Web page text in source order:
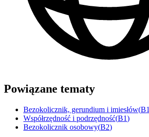
Powiązane tematy
Bezokolicznik, gerundium i imiesłów(B1
Współrzędność i podrzędność(B1)
Bezokolicznik osobowy(B2)